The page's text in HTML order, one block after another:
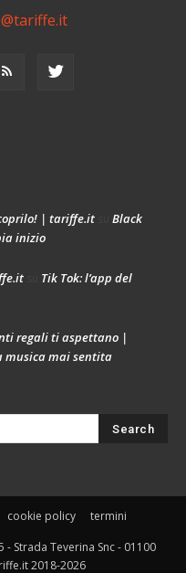
| tariffe.it
Black
inizio
Tik Tok: l’app del
regali ti aspettano |
musica mai sentita
cookie policy
termini
- Strada Teverina Snc - 01100
2018-2026